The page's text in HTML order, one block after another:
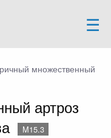
множественный
артроз
M15.3